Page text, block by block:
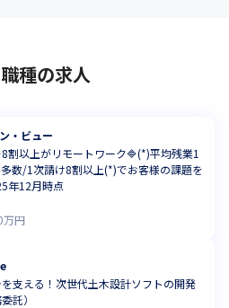
種の求人
・ビュー
割以上がリモートワーク🔷(*)平均残業1
数/1次請け8割以上(*)でお客様の課題を
年12月時点
万円
支える！次世代土木設計ソフトの開発
託）